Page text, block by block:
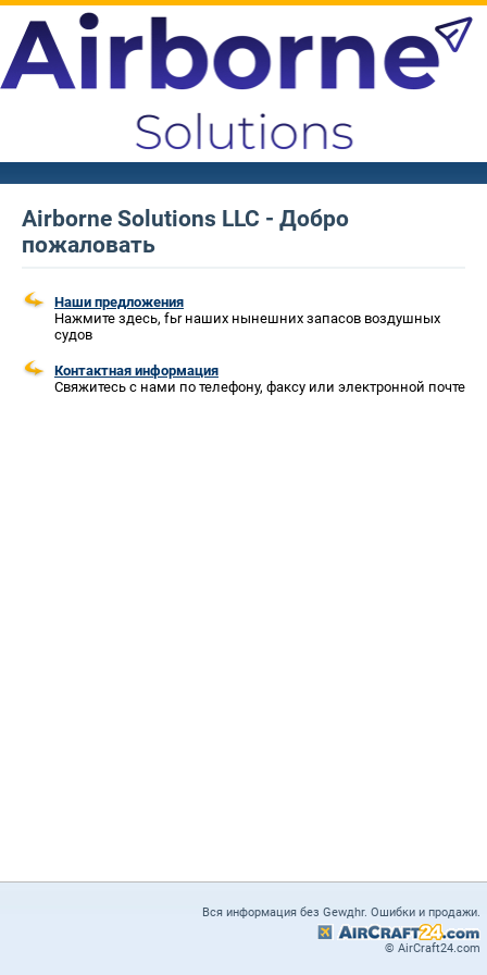
Airborne Solutions LLC - Добро
пожаловать
Наши предложения
Нажмите здесь, fьr наших нынешних запасов воздушных
судов
Контактная информация
Свяжитесь с нами по телефону, факсу или электронной почте
Вся информация без Gewдhr. Ошибки и продажи.
© AirCraft24.com